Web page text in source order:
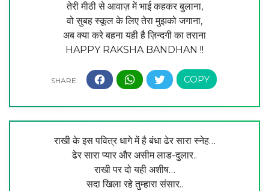
तेरी मीठी से आवाज़ में भाई कहकर बुलाना,
वो सुबह स्कूल के लिए तेरा मुझको जगाना,
अब क्या करे बहना यही है ज़िन्दगी का तराना
HAPPY RAKSHA BANDHAN !!
राखी के इस पवित्र धागे में है बंधा ढेर सारा स्नेह…
ढेर सारा प्यार और असीम लाड-दुलार..
राखी पर दो यही अशीष…
सदा खिला रहे तुम्हारा संसार..